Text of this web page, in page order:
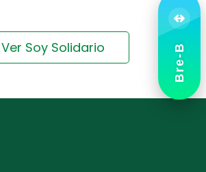
Bre-B
Ver Soy Solidario